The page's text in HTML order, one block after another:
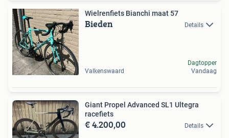
Wielrenfiets Bianchi maat 57
Bieden Details
Valkenswaard
Dagtopper
Vandaag
Giant Propel Advanced SL1 Ultegra
racefiets
€ 4.200,00 Details